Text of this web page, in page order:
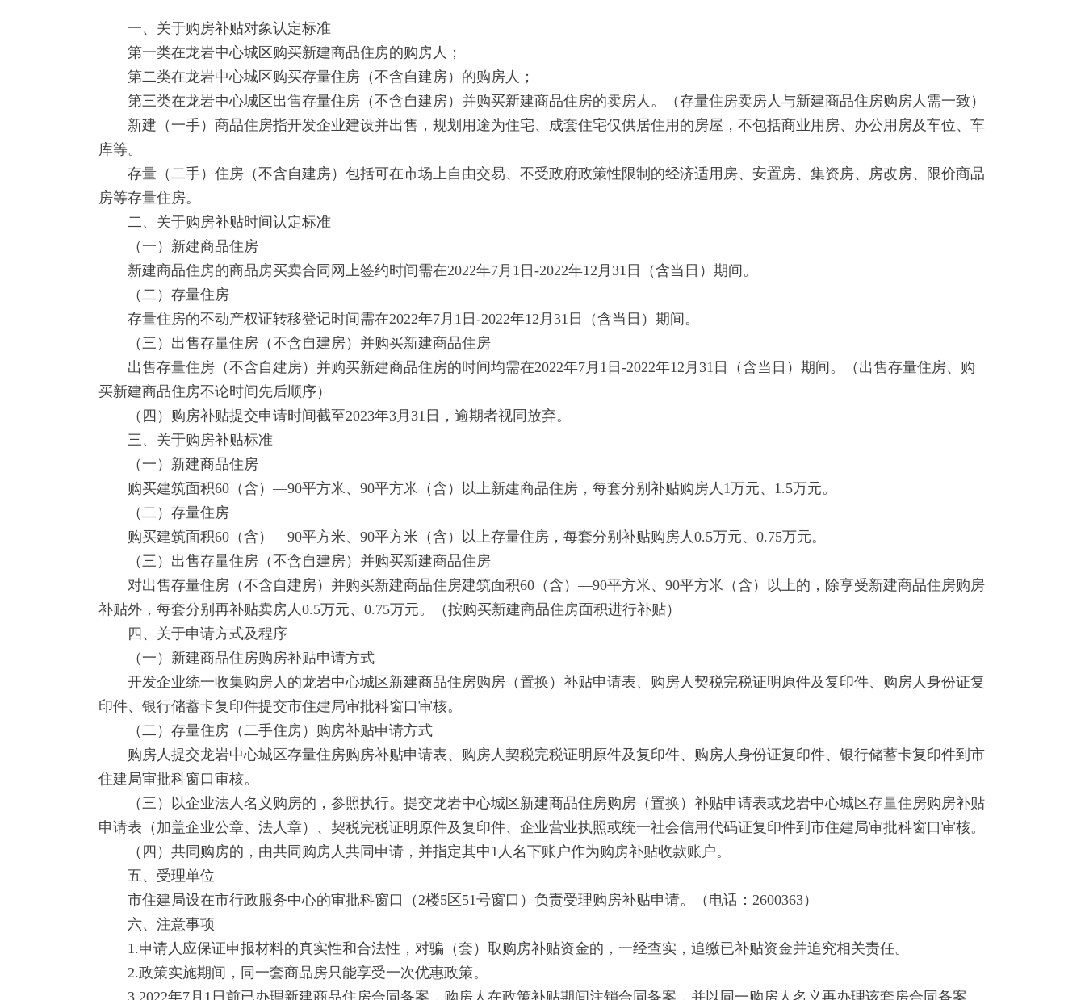
一、关于购房补贴对象认定标准
第一类在龙岩中心城区购买新建商品住房的购房人；
第二类在龙岩中心城区购买存量住房（不含自建房）的购房人；
第三类在龙岩中心城区出售存量住房（不含自建房）并购买新建商品住房的卖房人。（存量住房卖房人与新建商品住房购房人需一致）
新建（一手）商品住房指开发企业建设并出售，规划用途为住宅、成套住宅仅供居住用的房屋，不包括商业用房、办公用房及车位、车
库等。
存量（二手）住房（不含自建房）包括可在市场上自由交易、不受政府政策性限制的经济适用房、安置房、集资房、房改房、限价商品
房等存量住房。
二、关于购房补贴时间认定标准
（一）新建商品住房
新建商品住房的商品房买卖合同网上签约时间需在2022年7月1日-2022年12月31日（含当日）期间。
（二）存量住房
存量住房的不动产权证转移登记时间需在2022年7月1日-2022年12月31日（含当日）期间。
（三）出售存量住房（不含自建房）并购买新建商品住房
出售存量住房（不含自建房）并购买新建商品住房的时间均需在2022年7月1日-2022年12月31日（含当日）期间。（出售存量住房、购
买新建商品住房不论时间先后顺序）
（四）购房补贴提交申请时间截至2023年3月31日，逾期者视同放弃。
三、关于购房补贴标准
（一）新建商品住房
购买建筑面积60（含）—90平方米、90平方米（含）以上新建商品住房，每套分别补贴购房人1万元、1.5万元。
（二）存量住房
购买建筑面积60（含）—90平方米、90平方米（含）以上存量住房，每套分别补贴购房人0.5万元、0.75万元。
（三）出售存量住房（不含自建房）并购买新建商品住房
对出售存量住房（不含自建房）并购买新建商品住房建筑面积60（含）—90平方米、90平方米（含）以上的，除享受新建商品住房购房
补贴外，每套分别再补贴卖房人0.5万元、0.75万元。（按购买新建商品住房面积进行补贴）
四、关于申请方式及程序
（一）新建商品住房购房补贴申请方式
开发企业统一收集购房人的龙岩中心城区新建商品住房购房（置换）补贴申请表、购房人契税完税证明原件及复印件、购房人身份证复
印件、银行储蓄卡复印件提交市住建局审批科窗口审核。
（二）存量住房（二手住房）购房补贴申请方式
购房人提交龙岩中心城区存量住房购房补贴申请表、购房人契税完税证明原件及复印件、购房人身份证复印件、银行储蓄卡复印件到市
住建局审批科窗口审核。
（三）以企业法人名义购房的，参照执行。提交龙岩中心城区新建商品住房购房（置换）补贴申请表或龙岩中心城区存量住房购房补贴
申请表（加盖企业公章、法人章）、契税完税证明原件及复印件、企业营业执照或统一社会信用代码证复印件到市住建局审批科窗口审核。
（四）共同购房的，由共同购房人共同申请，并指定其中1人名下账户作为购房补贴收款账户。
五、受理单位
市住建局设在市行政服务中心的审批科窗口（2楼5区51号窗口）负责受理购房补贴申请。（电话：2600363）
六、注意事项
1.申请人应保证申报材料的真实性和合法性，对骗（套）取购房补贴资金的，一经查实，追缴已补贴资金并追究相关责任。
2.政策实施期间，同一套商品房只能享受一次优惠政策。
3.2022年7月1日前已办理新建商品住房合同备案，购房人在政策补贴期间注销合同备案，并以同一购房人名义再办理该套房合同备案